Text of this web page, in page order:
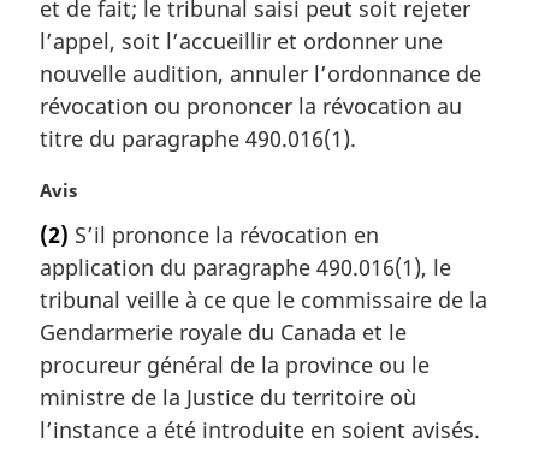
g
i
n
a
e
:
et de fait; le tribunal saisi peut soit rejeter
l’appel, soit l’accueillir et ordonner une
nouvelle audition, annuler l’ordonnance de
révocation ou prononcer la révocation au
titre du paragraphe 490.016(1).
N
t
e
m
a
g
i
n
Avis
(2) S’il prononce la révocation en
application du paragraphe 490.016(1), le
tribunal veille à ce que le commissaire de la
Gendarmerie royale du Canada et le
procureur général de la province ou le
ministre de la Justice du territoire où
l’instance a été introduite en soient avisés.